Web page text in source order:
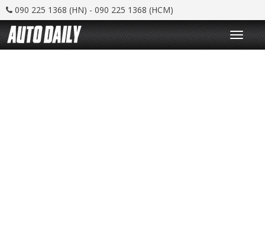
090 225 1368 (HN) - 090 225 1368 (HCM)
T
o
g